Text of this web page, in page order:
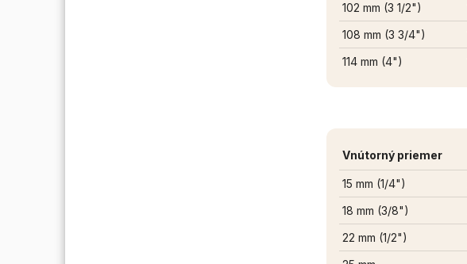
102 mm (3 1/2")
108 mm (3 3/4")
114 mm (4")
Vnútorný priemer
15 mm (1/4")
18 mm (3/8")
22 mm (1/2")